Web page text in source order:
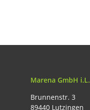
Marena GmbH i.L.
Brunnenstr. 3
89440 Lutzingen